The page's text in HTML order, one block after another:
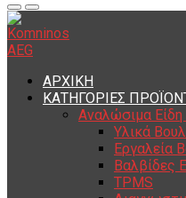
ΑΡΧΙΚΗ
ΚΑΤΗΓΟΡΙΕΣ
Αναλώσιμα Είδη
Υλικά
Εργαλεία
Βαλβίδες
TPMS